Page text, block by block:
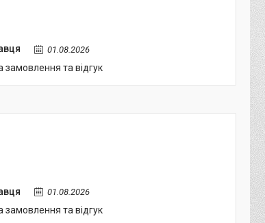
01.08.2026
та відгук
01.08.2026
та відгук